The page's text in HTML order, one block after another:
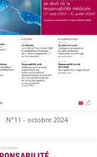
N°11 - octobre 2024